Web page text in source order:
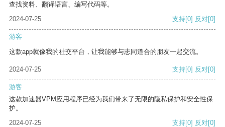
查找资料、翻译语言、编写代码等。
2024-07-25
支持[0] 反对[0]
游客
这款app就像我的社交平台，让我能够与志同道合的朋友一起交流。
2024-07-25 支持[0] 反对[0]
游客
这款加速器VPM应用程序已经为我们带来了无限的隐私保护和安全性保
护。
2024-07-25
支持[0] 反对[0]